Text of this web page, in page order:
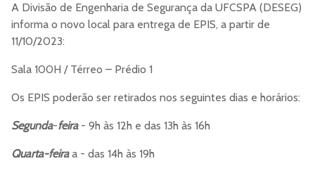
A Divisão de Engenharia de Segurança da UFCSPA (DESEG)
informa o novo local para entrega de EPIS, a partir de
11/10/2023:
Sala 100H / Térreo – Prédio 1
Os EPIS poderão ser retirados nos seguintes dias e horários:
Segunda-feira- 9h às 12h e das 13h às 16h
Quarta-feiraa - das 14h às 19h